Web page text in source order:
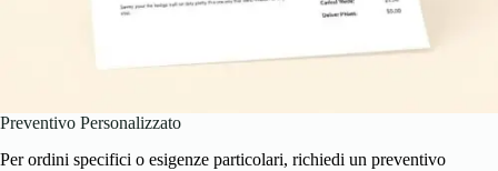
Preventivo Personalizzato
Per ordini specifici o esigenze particolari, richiedi un preventivo